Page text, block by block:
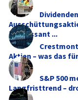
interessant ...
Aktien – was das
S&P 500
Langfristtrend –